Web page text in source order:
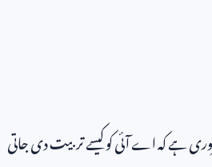
ہے کہ اے آئی کو کیسے تربیت دی جاتی